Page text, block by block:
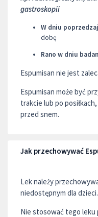
gastroskopii
W dniu
dobę
Rano w dniu
Espumisan nie jest
Espumisan może być
trakcie lub po
przed snem.
Jak przechowywać
Lek należy
niedostępnym dla dzieci.
Nie stosować tego leku